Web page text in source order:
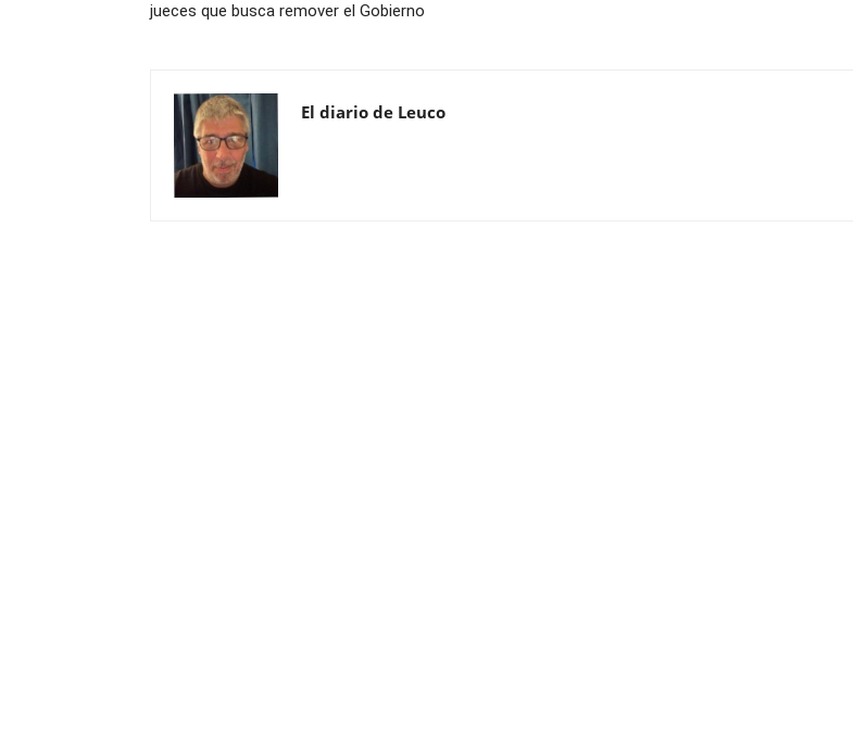
jueces que busca remover el Gobierno
El diario de Leuco